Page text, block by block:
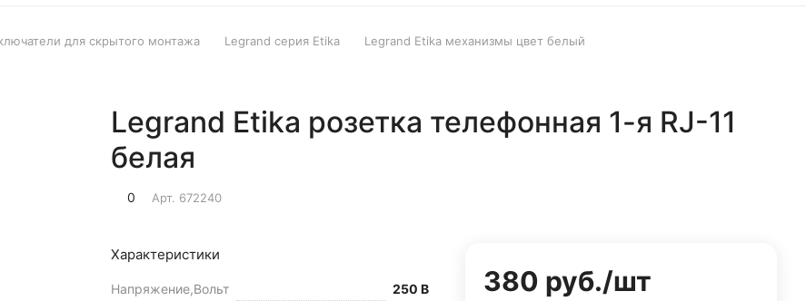
для скрытого монтажа Legrand серия Etika
Legrand Etika механизмы цвет белый
Legrand Etika розетка телефонная 1-я RJ-11
белая
0 Арт. 672240
Характеристики
Напряжение,Вольт 250 В 380 руб./шт